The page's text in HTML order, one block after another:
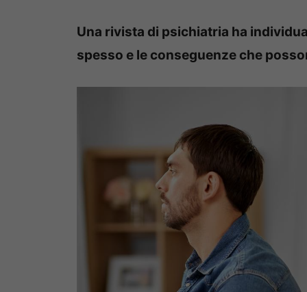
Una rivista di psichiatria ha
spesso e le conseguenze che